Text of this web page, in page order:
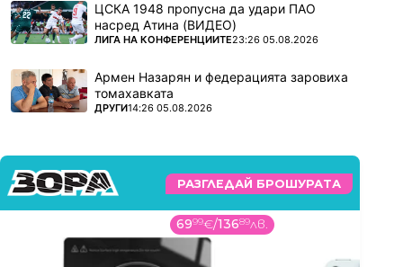
ЦСКА 1948 пропусна да удари ПАО
насред Атина (ВИДЕО)
ПОВЕЧЕ ОТ
ЛИГА НА КОНФЕРЕНЦИИТЕ23:26 05.08.2026
Армен Назарян и федерацията заровиха
томахавката
ПОВЕЧЕ ОТ
ДРУГИ14:26 05.08.2026
РАЗГЛЕДАЙ БРОШУРАТА
6999€/13689лв.